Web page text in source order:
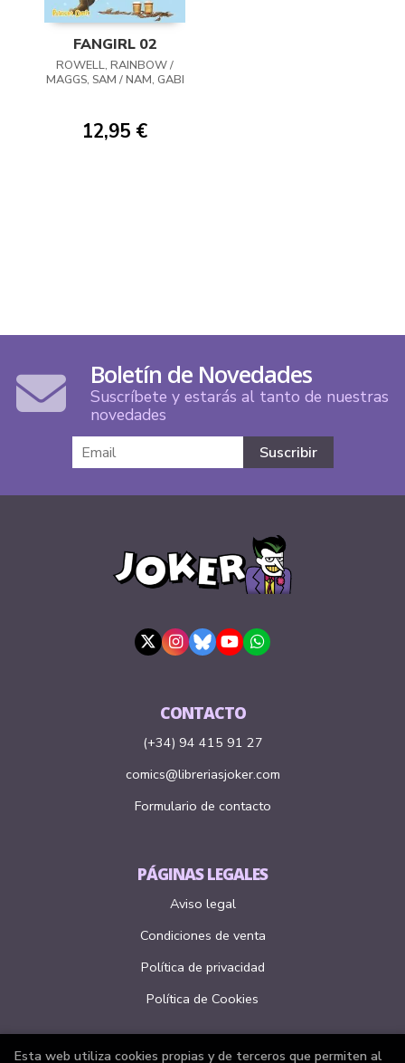
FANGIRL 02
ROWELL, RAINBOW /
MAGGS, SAM / NAM, GABI
12,95 €
Boletín de Novedades
Suscríbete y estarás al tanto de nuestras
novedades
CONTACTO
(+34) 94 415 91 27
comics@libreriasjoker.com
Formulario de contacto
PÁGINAS LEGALES
Aviso legal
Condiciones de venta
Política de privacidad
Política de Cookies
Esta web utiliza cookies propias y de terceros que permiten al